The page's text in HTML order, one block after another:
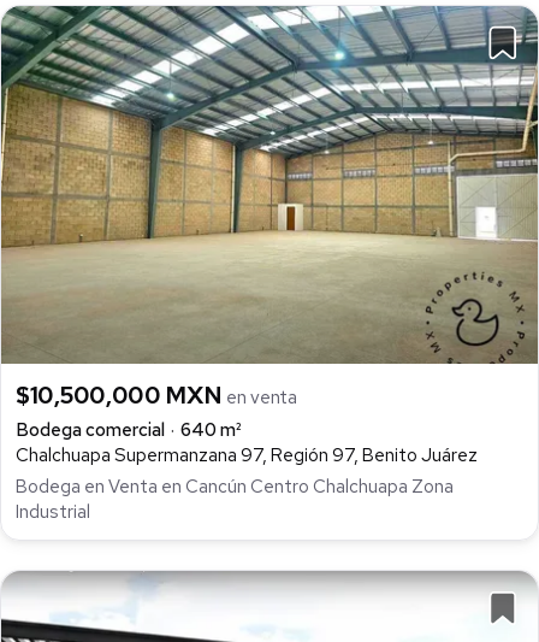
$10,500,000 MXN en venta
Bodega comercial
640 m²
Chalchuapa Supermanzana 97, Región 97, Benito Juárez
Bodega en Venta en Cancún Centro Chalchuapa Zona
Industrial